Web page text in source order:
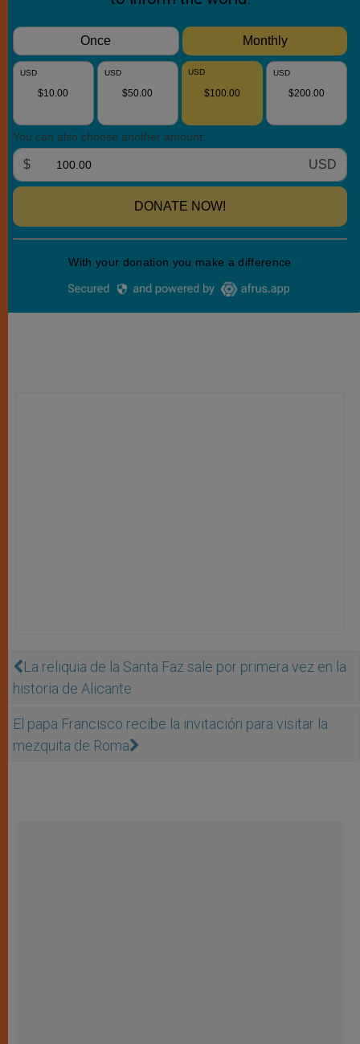
La reliquia de la Santa Faz sale por primera vez en la
historia de Alicante
El papa Francisco recibe la invitación para visitar la
mezquita de Roma